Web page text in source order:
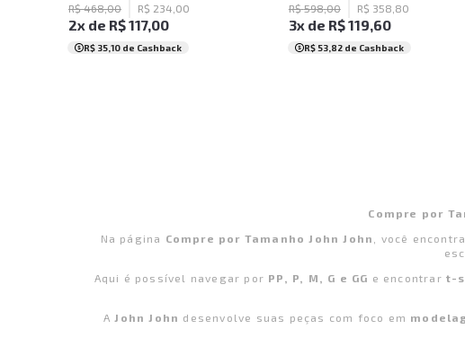
R$ 468,00 R$ 234 00
2x de R$117,00
R$ 35,10 de Cashback
R$ 598,00 R$ 358 80
3x de R$119,60
R$ 53,82de Cashback
Compre por
Na página Compre por Tamanho John John , você
Aqui é possível navegar por PP, P, M, G e GG e encontrart-
A John John desenvolve suas peças com foco em